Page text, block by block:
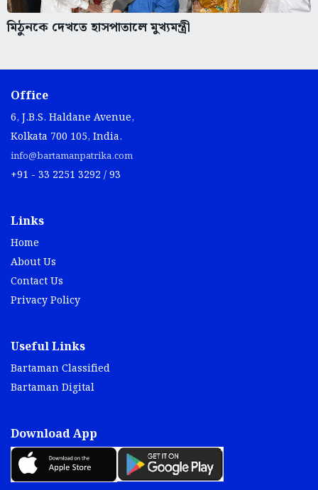
মিঠুনকে দেখতে হাসপাতালে মুখ্যমন্ত্রী
Office
6, J.B.S. Haldane Avenue,
Kolkata 700 105, India.
info@bartamanpatrika.com
+91 - 33 2251 3292 / 93
Links
Home
About Us
Contact Us
Privacy Policy
Useful Links
Bartaman Classified
Bartaman Digital
Download App